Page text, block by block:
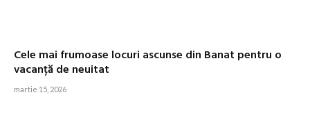
Cele mai frumoase locuri ascunse din Banat pentru o
vacanță de neuitat
martie 15, 2026